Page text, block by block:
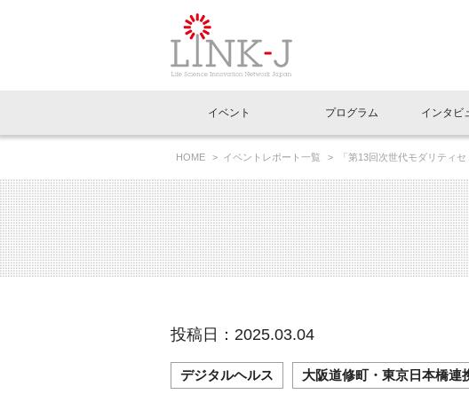
イベントお知らせメール登録
イベント
イベント一覧
LINK-J主催・共催 特別会員開催
LINK-J協賛・協力 出展・参加
プログラム
Out of Box相談室
インタビ
インタビュー・コラム一覧
スペシャルインタビュー
連載コラム
ニュース一覧
トピック プレスリリース
メディア情報 海外関連
協賛・協力
理事長挨拶
国内外連携
組織概要
特別会員一覧
専用メニューはこちら
ラウンジ・会議室
アクセス
HOME イベントレポート一覧 「第13回次世代モダリティ
投稿日：2025.03.04
デジタルヘルス 大阪道修町・東京日本橋連